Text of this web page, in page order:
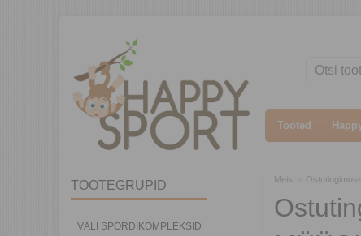
Tooted
TOOTEGRUPID
VÄLI SPORDIKOMPLEKSID
Meist